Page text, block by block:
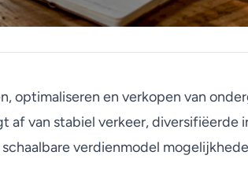
optimaliseren en verkopen van
af van stabiel verkeer, diversifiëerde
verdienmodel